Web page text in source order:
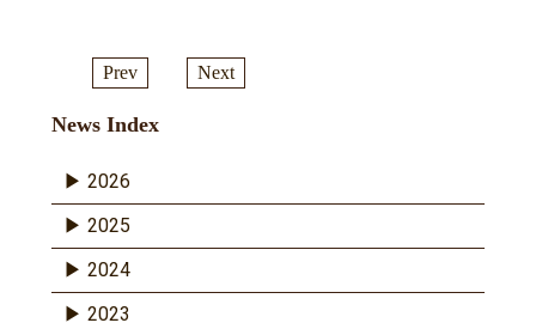
Prev Next
News Index
2026
2025
2024
2023